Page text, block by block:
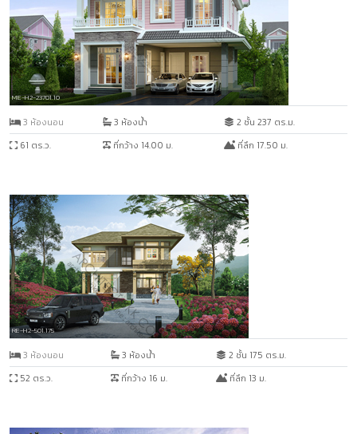
ME-H2-23701.10
3 ห้องนอน 3 ห้องน้ำ
2 ชั้น 237 ตร.ม.
61 ตร.ว.
ที่กว้าง 14.00 ม. ที่ลึก 17.50 ม.
RE-H2-501.175
3 ห้องนอน 3 ห้องน้ำ
2 ชั้น 175 ตร.ม.
52 ตร.ว.
ที่กว้าง 16 ม. ที่ลึก 13 ม.